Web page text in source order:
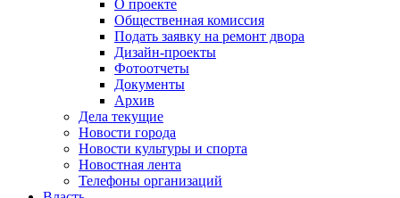
О проекте
Общественная комиссия
Подать заявку на ремонт двора
Дизайн-проекты
Фотоотчеты
Документы
Архив
Дела текущие
Новости города
Новости культуры и спорта
Новостная лента
Телефоны организаций